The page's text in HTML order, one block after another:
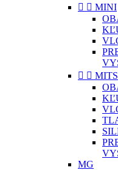
  MINI
 
MG